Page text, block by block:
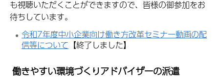
も視聴いただくことができますので、皆様の御参加をお
待ちしています。
令和7年度中小企業向け働き方改革セミナー動画の配
信等について 【終了しました】
働きやすい環境づくりアドバイザーの派遣